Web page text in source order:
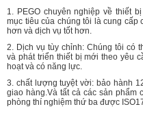
1. PEGO chuyên nghiệp về thiết
mục tiêu của chúng tôi là cung
hơn và dịch vụ tốt hơn.
2. Dịch vụ tùy chỉnh: Chúng tôi có
và phát triển thiết bị mới theo yêu
hoạt và có năng lực.
3. chất lượng tuyệt vời: bảo hành
giao hàng.Và tất cả các sản phẩm
phòng thí nghiệm thứ ba được